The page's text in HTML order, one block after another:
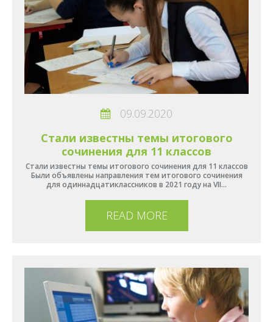
09.09.2020
Стали известны темы итогового
сочинения для 11 классов
Стали известны темы итогового сочинения для 11 классов
Были объявлены направления тем итогового сочинения
для одиннадцатиклассников в 2021 году на VII…
READ MORE